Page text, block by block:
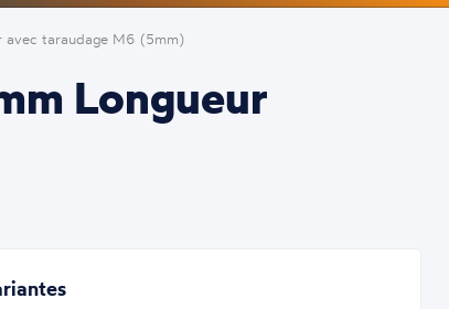
avec taraudage M6 (5mm)
Longueur